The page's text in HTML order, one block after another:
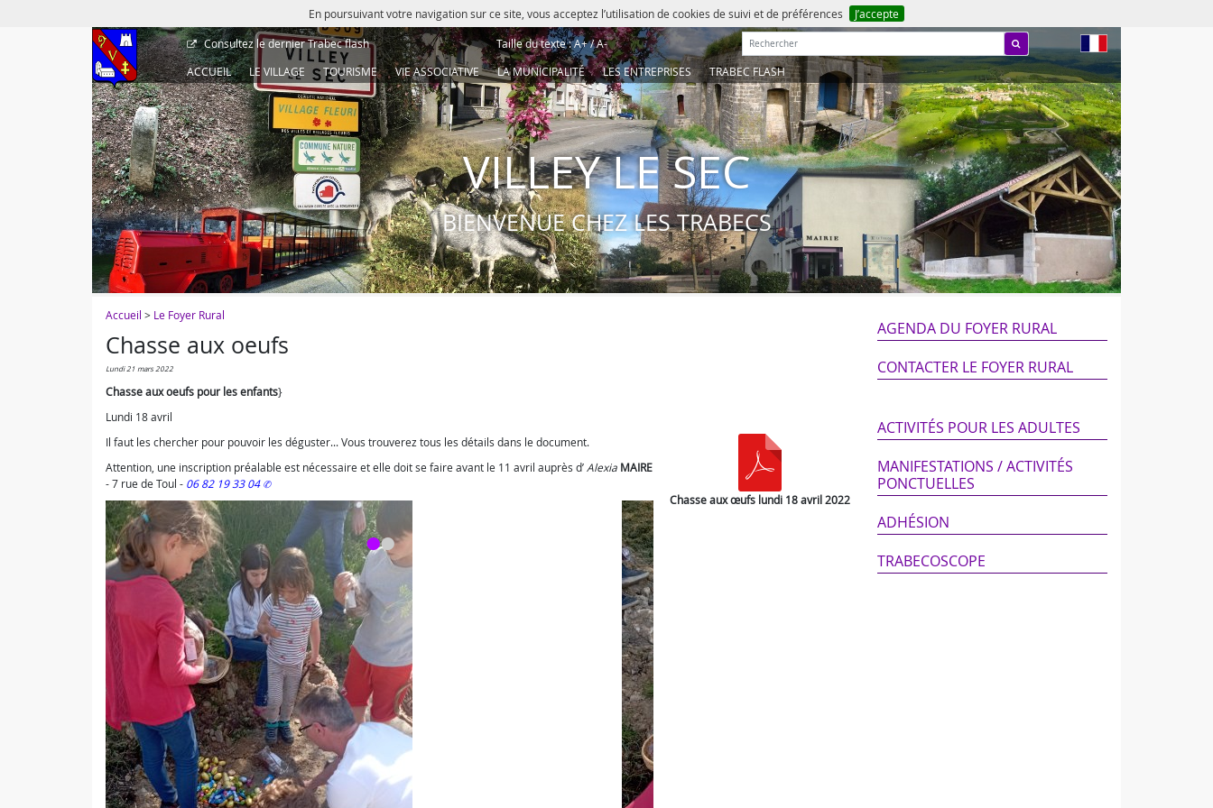
En poursuivant votre navigation sur ce site, vous acceptez l’utilisation de cookies de suivi et de préférences J’accepte
Consultez le dernierTrabec flash Taille du texte :A+/A- Rechercher :
ACCUEIL
LE VILLAGE TOURISME VIE ASSOCIATIVE LA MUNICIPALITÉ LES ENTREPRISES TRABEC FLASH
VILLEY LE SEC
BIENVENUE CHEZ LES TRABECS
Accueil > Le Foyer Rural
Chasse aux oeufs
lundi 21 mars 2022
Chasse aux oeufs pour les enfants}
Lundi 18 avril
Chasse aux œufs lundi 18 avril 2022
Il faut les chercher pour pouvoir les déguster... Vous trouverez tous les détails dans le document.
Attention, une inscription préalable est nécessaire et elle doit se faire avant le 11 avril auprès d’ Alexia MAIRE
-7 rue de Toul - 06 82 19 33 04
••
2/2 - 20 avril 2022
AGENDA DU FOYER RURAL
CONTACTER LE FOYER RURAL
ACTIVITÉS POUR LES ADULTES
MANIFESTATIONS / ACTIVITÉS
PONCTUELLES
ADHÉSION
TRABECOSCOPE